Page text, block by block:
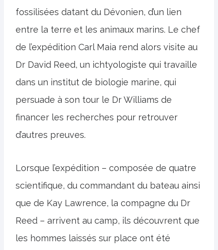
fossilisées datant du Dévonien, d’un lien
entre la terre et les animaux marins. Le chef
de l’expédition Carl Maia rend alors visite au
Dr David Reed, un ichtyologiste qui travaille
dans un institut de biologie marine, qui
persuade à son tour le Dr Williams de
financer les recherches pour retrouver
d’autres preuves.
Lorsque l’expédition – composée de quatre
scientifique, du commandant du bateau ainsi
que de Kay Lawrence, la compagne du Dr
Reed – arrivent au camp, ils découvrent que
les hommes laissés sur place ont été